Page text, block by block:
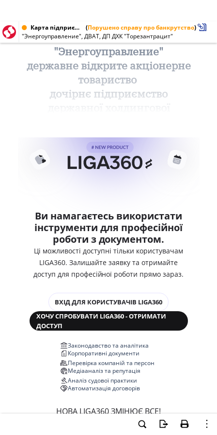
Карта підприємства від 19.03.2002 № 00178784 (Порушено справу про банкрутство)
"Энергоуправление", ДВАТ, ДП ДХК "Торезантрацит"
"Энергоуправление"
державне відкрите акціонерне
товариство
дочірнє підприємство
Ви намагаєтесь використати
інструменти для професійної
роботи з документом.
Ці можливості доступні тільки користувачам
LIGA360. Залишайте заявку та отримайте
доступ для професійної роботи прямо зараз.
ВХІД ДЛЯ КОРИСТУВАЧІВ LIGA360
ХОЧУ СПРОБУВАТИ LIGA360 - ОТРИМАТИ
ДОСТУП
Законодавство та аналітика
Корпоративні документи
Перевірка компаній та персон
Медіааналіз та репутація
Аналіз судової практики
Автоматизація договорів
НОВА LIGA360 ЗМІНЮЄ ВСЕ!